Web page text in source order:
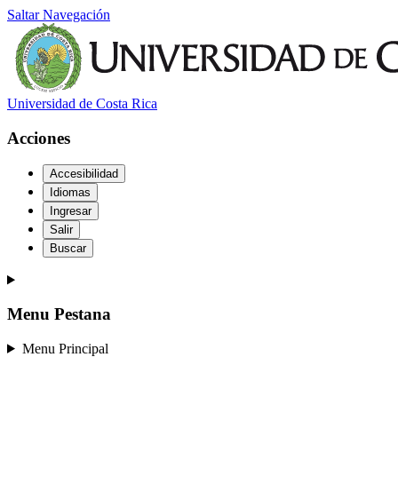
Saltar Navegación
Universidad de Costa Rica
Acciones
Accesibilidad
Idiomas
Ingresar
Salir
Buscar
Menu Pestana
Menu Principal